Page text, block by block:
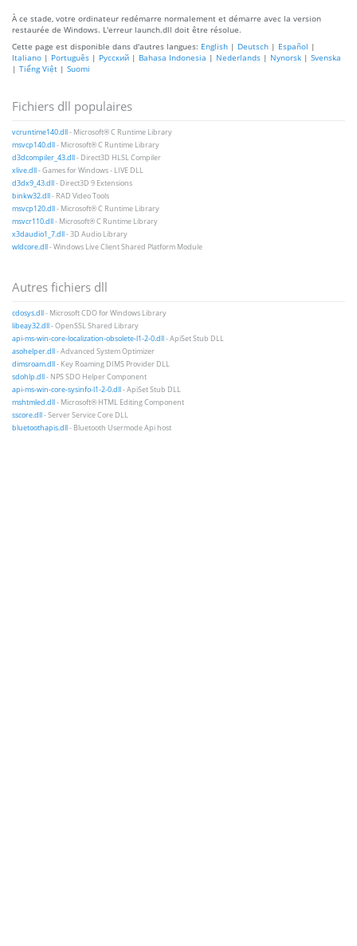
À ce stade, votre ordinateur redémarre normalement et démarre avec la version
restaurée de Windows. L'erreur launch.dll doit être résolue.
Cette page est disponible dans d'autres langues: English | Deutsch | Español |
Italiano | Português | Русский | Bahasa Indonesia | Nederlands | Nynorsk | Svenska
| Tiếng Việt | Suomi
Fichiers dll populaires
vcruntime140.dll- Microsoft® C Runtime Library
msvcp140.dll- Microsoft® C Runtime Library
d3dcompiler_43.dll- Direct3D HLSL Compiler
xlive.dll- Games for Windows - LIVE DLL
d3dx9_43.dll- Direct3D 9 Extensions
binkw32.dll- RAD Video Tools
msvcp120.dll- Microsoft® C Runtime Library
msvcr110.dll- Microsoft® C Runtime Library
x3daudio1_7.dll- 3D Audio Library
wldcore.dll- Windows Live Client Shared Platform Module
Autres fichiers dll
cdosys.dll- Microsoft CDO for Windows Library
libeay32.dll- OpenSSL Shared Library
api-ms-win-core-localization-obsolete-l1-2-0.dll- ApiSet Stub DLL
asohelper.dll- Advanced System Optimizer
dimsroam.dll- Key Roaming DIMS Provider DLL
sdohlp.dll- NPS SDO Helper Component
api-ms-win-core-sysinfo-l1-2-0.dll- ApiSet Stub DLL
mshtmled.dll- Microsoft® HTML Editing Component
sscore.dll- Server Service Core DLL
bluetoothapis.dll- Bluetooth Usermode Api host